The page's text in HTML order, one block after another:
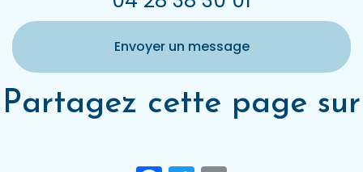
Envoyer un message
Partagez cette page sur